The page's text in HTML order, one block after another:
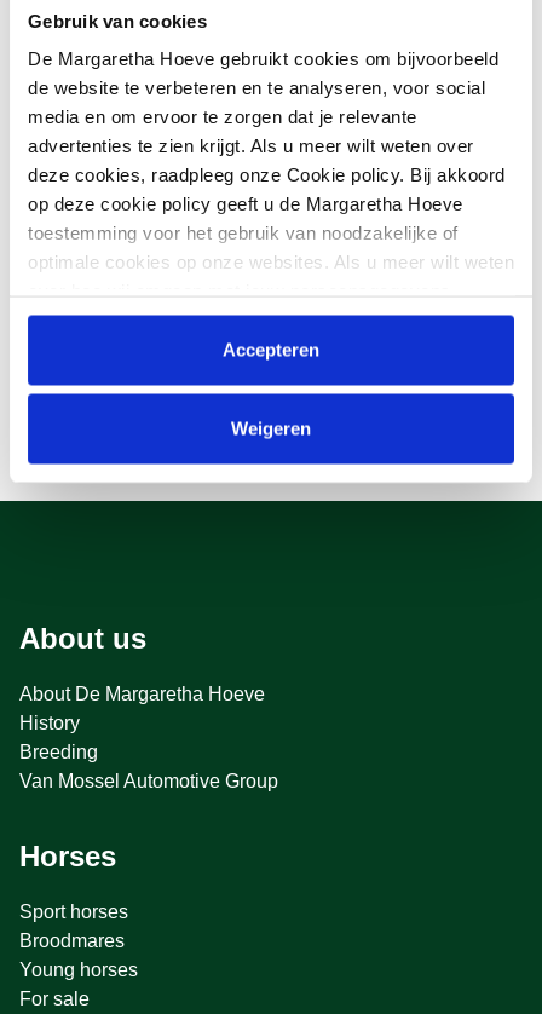
Gebruik van cookies
De Margaretha Hoeve gebruikt cookies om bijvoorbeeld
de website te verbeteren en te analyseren, voor social
media en om ervoor te zorgen dat je relevante
advertenties te zien krijgt. Als u meer wilt weten over
deze cookies, raadpleeg onze Cookie policy. Bij akkoord
op deze cookie policy geeft u de Margaretha Hoeve
toestemming voor het gebruik van noodzakelijke of
optimale cookies op onze websites. Als u meer wilt weten
raadpleeg onzePrivacyverklaring. U kunt de cookie
instellingen te allen tijde aanpassen via de link onderaan
de website.
Accepteren
Weigeren
About us
About De Margaretha Hoeve
History
Breeding
Van Mossel Automotive Group
Horses
Sport horses
Broodmares
Young horses
For sale